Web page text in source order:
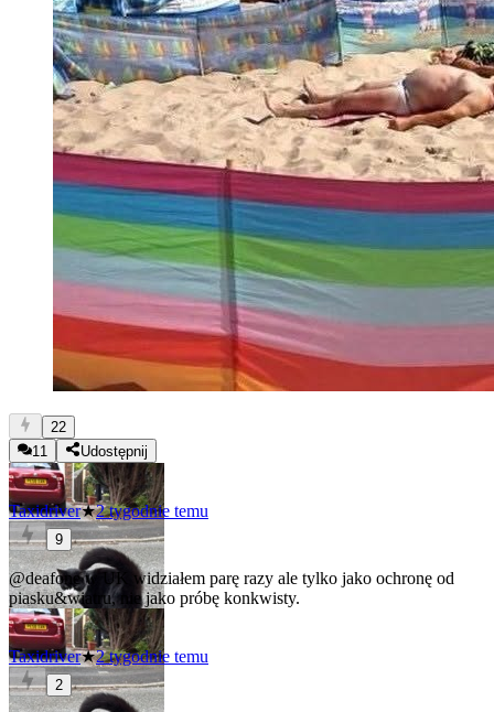
22
11
Udostępnij
Taxidriver★2 tygodnie temu
9
@deafonew UK widziałem parę razy ale tylko jako ochronę od
piasku&wiatru, nie jako próbę konkwisty.
Taxidriver★2 tygodnie temu
2